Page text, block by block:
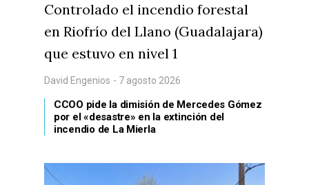
Controlado el incendio forestal
en Riofrío del Llano (Guadalajara)
que estuvo en nivel 1
David Engenios - 7 agosto 2026
CCOO pide la dimisión de Mercedes Gómez
por el «desastre» en la extinción del
incendio de La Mierla